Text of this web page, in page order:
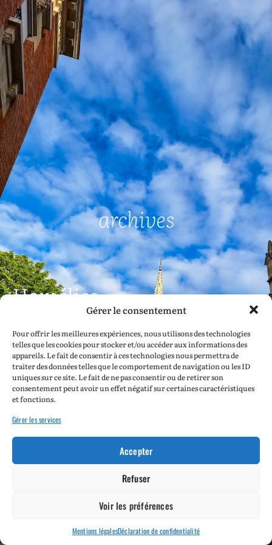
Gérer le consentement
Pour offrir les meilleures expériences, nous utilisons des technologies
telles que les cookies pour stocker et/ou accéder aux informations des
appareils. Le fait de consentir à ces technologies nous permettra de
traiter des données telles que le comportement de navigation ou les ID
uniques sur ce site. Le fait de ne pas consentir ou de retirer son
consentement peut avoir un effet négatif sur certaines caractéristiques
et fonctions.
Gérer les services
Accepter
Refuser
Voir les préférences
Mentions légalesDéclaration de confidentialité
archives
Homélies
homélies prononcées dans notre Basilique au cours
de la grand’messe.
L’homélie fait partie de la liturgie de la Parole. Elle
est avant tout faite pour être entendue au cours de la
célébration de la messe. Néanmoins, c’est un usage
très ancien parmi les chrétiens, et en particulier
parmi les moines, de nourrir salectio divinaen
méditant des homélies en dehors de la liturgie.
En tête du texte, vous trouverez les références des
lectures bibliques qui correspondent à l’homélie.
revenir à l'accueil